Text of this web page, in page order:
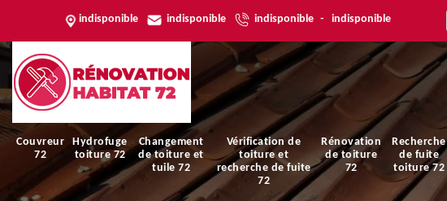
indisponible indisponible indisponible - indisponible
Couvreur
72
Hydrofuge
toiture 72
Changement
de toiture et
tuile 72
Vérification de
toiture et
recherche de fuite
72
Rénovation
de toiture
72
Recherche
de fuite
toiture 72